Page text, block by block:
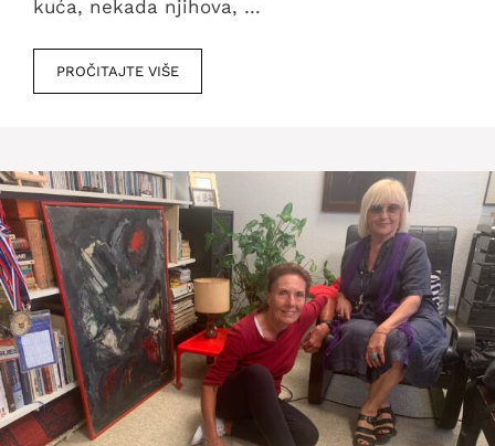
kuća, nekada njihova, …
PROČITAJTE VIŠE